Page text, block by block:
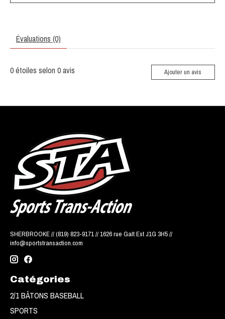
Évaluations (0)
0étoiles selon 0avis Ajouter un avis
SHERBROOKE // (819) 823-9171 // 1626 rue Galt Est J1G 3H5 //
info@sportstransaction.com
Catégories
2/1 BÂTONS BASEBALL
SPORTS